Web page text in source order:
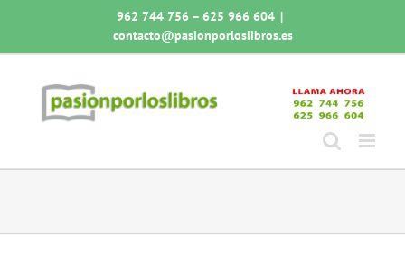
contenido
962 744 756 – 625 966 604 |
contacto@pasionporloslibros.es